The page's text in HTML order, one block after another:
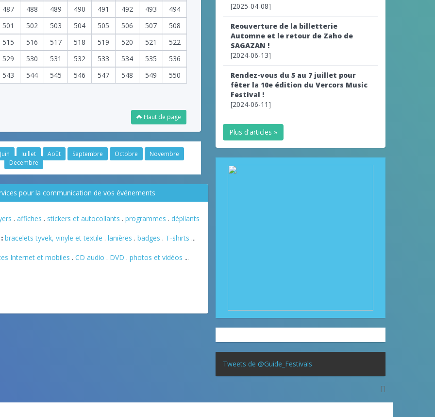
487
488 489 490 491 492 493
494
501
502 503 504 505 506 507
508
515
516 517 518 519 520 521
522
529
530 531 532 533 534 535
536
543
544 545 546 547 548 549 550
Haut de page
Juin Juillet Août Septembre Octobre
Novembre
Decembre
pour la communication de vos événements
. affiches . stickers et autocollants . programmes . dépliants
bracelets tyvek, vinyle et textile . lanières . badges . T-shirts ...
Internet et mobiles . CD audio . DVD . photos et vidéos ...
[2025-04-08]
Reouverture de la billetterie
Automne et le retour de Zaho de
SAGAZAN !
[2024-06-13]
Rendez-vous du 5 au 7 juillet pour
fêter la 10e édition du Vercors Music
Festival !
[2024-06-11]
Plus d'articles »
Tweets de @Guide_Festivals